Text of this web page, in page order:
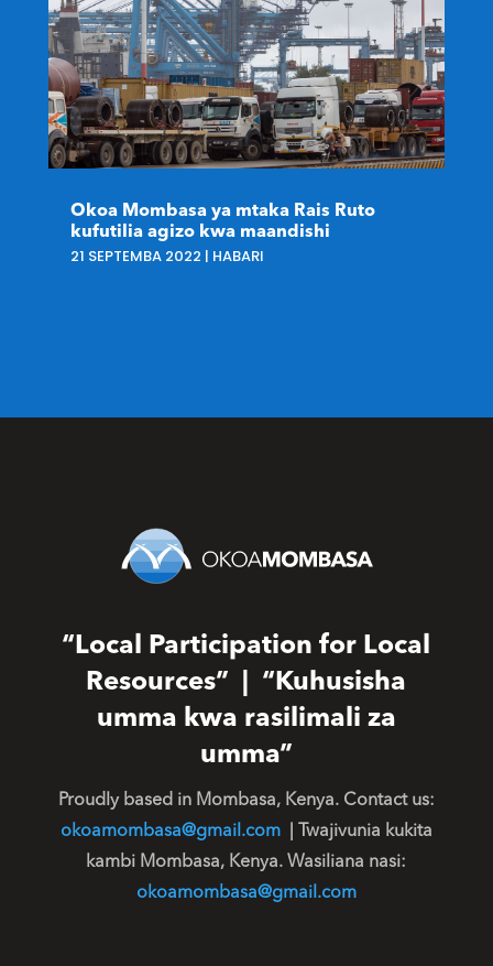
Okoa Mombasa ya mtaka Rais Ruto
kufutilia agizo kwa maandishi
21 SEPTEMBA 2022 | HABARI
“Local Participation for Local
Resources” | “Kuhusisha
umma kwa rasilimali za
umma”
Proudly based in Mombasa, Kenya. Contact us:
okoamombasa@gmail.com| Twajivunia kukita
kambi Mombasa, Kenya. Wasiliana nasi:
okoamombasa@gmail.com